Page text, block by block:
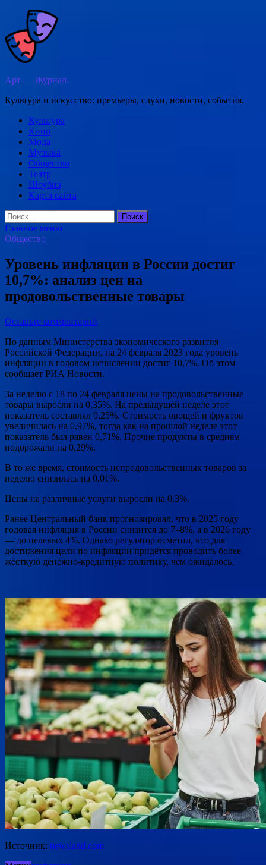
Перейти
содержимому
Арт — Журнал.
Культура и искусство: премьеры, слухи, новости, события.
Культура
Кино
Мода
Музыка
Общество
Театр
Шоубиз
Карта сайта
Найти:
Главное меню
Общество
Уровень инфляции в России достиг
10,7%: анализ цен на
продовольственные товары
Оставьте комментарий
По данным Министерства экономического развития
Российской Федерации, на 24 февраля 2023 года уровень
инфляции в годовом исчислении достиг 10,7%. Об этом
сообщает РИА Новости.
За неделю с 18 по 24 февраля цены на продовольственные
товары выросли на 0,35%. На предыдущей неделе этот
показатель составлял 0,25%. Стоимость овощей и фруктов
увеличилась на 0,97%, тогда как на прошлой неделе этот
показатель был равен 0,71%. Прочие продукты в среднем
подорожали на 0,29%.
В то же время, стоимость непродовольственных товаров за
неделю снизилась на 0,01%.
Цены на различные услуги выросли на 0,3%.
Ранее Центральный банк прогнозировал, что в 2025 году
годовая инфляция в России снизится до 7–8%, а в 2026 году
— до целевых 4%. Однако регулятор отметил, что для
достижения цели по инфляции придётся проводить более
жёсткую денежно-кредитную политику, чем ожидалось.
Источник: newsland.com